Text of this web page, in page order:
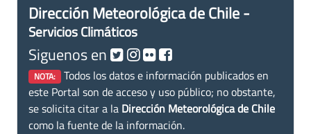
Dirección Meteorológica de Chile -
Servicios Climáticos
Siguenos en
NOTA: Todos los datos e información publicados en
este Portal son de acceso y uso público; no obstante,
se solicita citar a la Dirección Meteorológica de Chile
como la fuente de la información.